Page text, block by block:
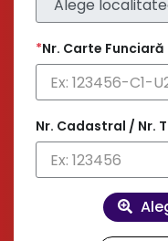
*Nr. Carte Funciară
Nr. Cadastral / Nr.